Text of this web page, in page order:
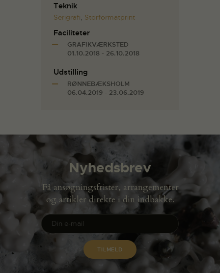
Teknik
Serigrafi, Storformatprint
Faciliteter
GRAFIKVÆRKSTED
01.10.2018 - 26.10.2018
Udstilling
RØNNEBÆKSHOLM
06.04.2019 - 23.06.2019
Nyhedsbrev
Få ansøgningsfrister, arrangementer
og artikler direkte i din indbakke.